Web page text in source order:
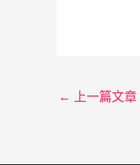
← 上一篇文章